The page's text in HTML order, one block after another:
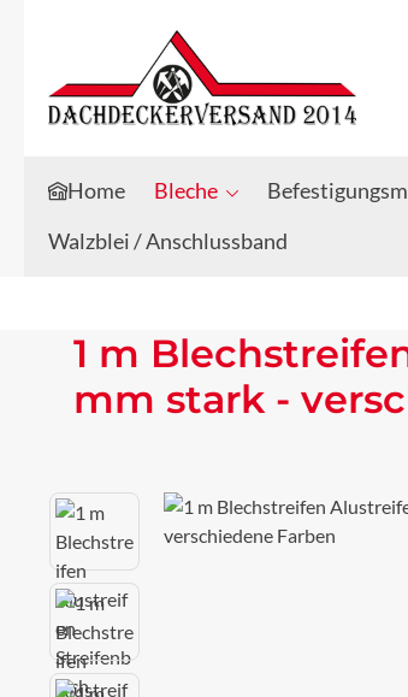
Zum Hauptinhalt springen
Zur Suche springen
Home Bleche
Walzblei / Anschlussband
1 m
mm stark -
Bildergalerie überspringen